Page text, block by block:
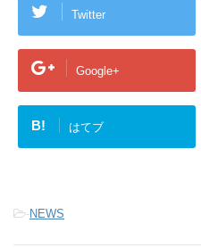
Twitter
Google+
B! はてブ
-NEWS